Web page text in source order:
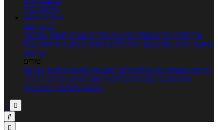
מחשבון ביוץ
כתבות כתבות
ערוצי תוכן
איך להכין בית ומשפחה בריאות מחלות ובעיות רפואה משלימה
ספורט וכושר גופני נשים, הריון ולידה טיפים והמלצות חדשות אוכל
ובריאות
טורים
בריאות בצלחת טעים ללא גלוטן טבעונות לבריאות לבשל כמו שף
תזונה לבטן רגועה מרזים ללא דיאטה מזיזים את הגוף הרזיה
ורפואה משלימה גורמה ביתי


